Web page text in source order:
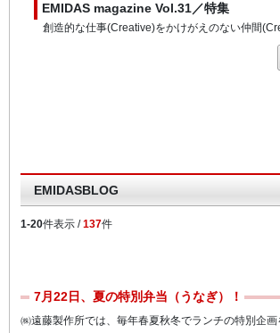
EMIDAS magazine Vol.31／特集
創造的な仕事(Creative)をかけがえのない仲間
EMIDASBLOG
1-20件表示 /137件
7月22日、夏の特別弁当（うなぎ）！
㈱遠藤製作所では、毎年春夏秋冬でランチの特別企画